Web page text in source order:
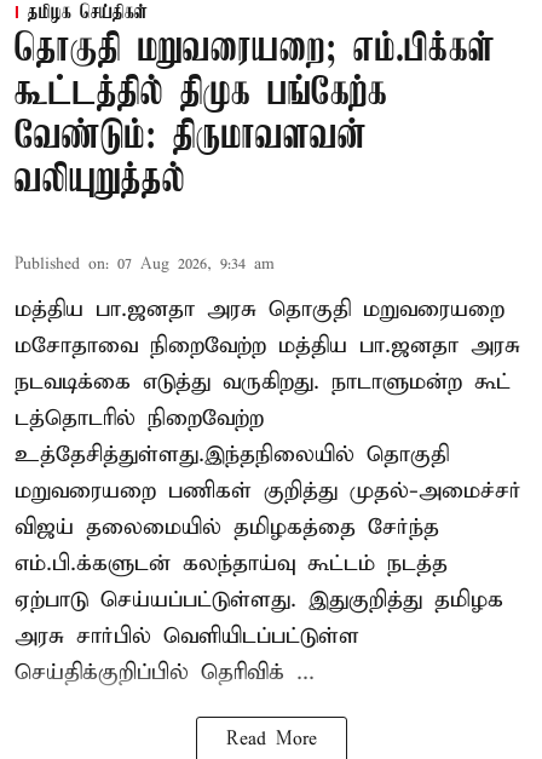
தமிழக செய்திகள்
தொகுதி மறுவரையறை; எம்.பிக்கள்
கூட்டத்தில் திமுக பங்கேற்க
வேண்டும்: திருமாவளவன்
வலியுறுத்தல்
Published on: 07 Aug 2026, 9:34 am
மத்திய பா.ஜனதா அரசு தொகுதி மறுவரையறை
மசோதாவை நிறைவேற்ற மத்திய பா.ஜனதா அரசு
நடவடிக்கை எடுத்து வருகிறது. நாடாளுமன்ற கூட்
டத்தொடரில் நிறைவேற்ற
உத்தேசித்துள்ளது.இந்தநிலையில் தொகுதி
மறுவரையறை பணிகள் குறித்து முதல்-அமைச்சர்
விஜய் தலைமையில் தமிழகத்தை சேர்ந்த
எம்.பி.க்களுடன் கலந்தாய்வு கூட்டம் நடத்த
ஏற்பாடு செய்யப்பட்டுள்ளது. இதுகுறித்து தமிழக
அரசு சார்பில் வெளியிடப்பட்டுள்ள
செய்திக்குறிப்பில் தெரிவிக் ...
Read More